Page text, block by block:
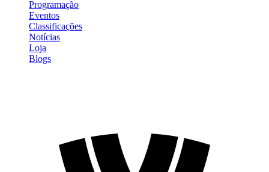
Programação
Eventos
Classificações
Notícias
Loja
Blogs